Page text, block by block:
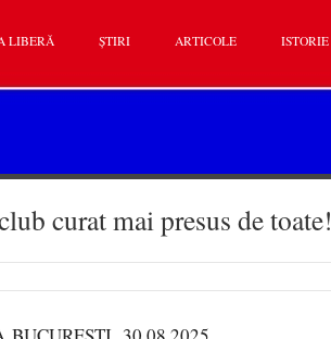
LIBERĂ ȘTIRI ARTICOLE ISTORIE
curat mai presus de toate!